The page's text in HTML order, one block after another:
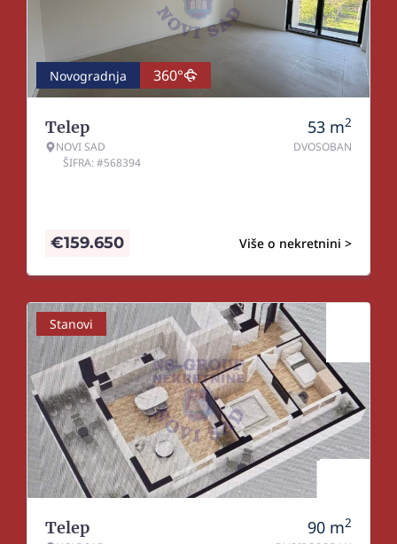
Novogradnja 360°
Telep
NOVI SAD
ŠIFRA: #568394
53 m2
DVOSOBAN
Više o nekretnini >
€159.650
Stanovi
Telep 90 m2